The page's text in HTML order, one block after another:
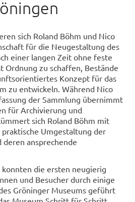
sich Roland Böhm und Nico
für die Neugestaltung des
einer langen Zeit ohne feste
Ordnung zu schaffen, Bestände
Konzept für das
zu entwickeln. Während Nico
der Sammlung übernimmt
für Archivierung und
sich Roland Böhm mit
Umgestaltung der
ansprechende
die ersten neugierig
und Besucher durch einige
Gröninger Museums geführt